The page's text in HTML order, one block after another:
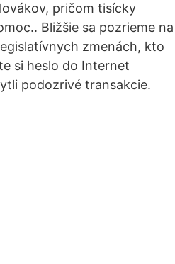
pričom tisícky
Bližšie sa pozrieme na
zmenách, kto
si heslo do Internet
podozrivé transakcie.